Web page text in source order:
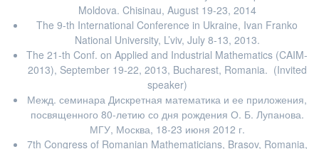
Moldova. Chisinau, August 19-23, 2014
The 9-th International Conference in Ukraine, Ivan Franko
National University, L’viv, July 8-13, 2013.
The 21-th Conf. on Applied and Industrial Mathematics (CAIM-
2013), September 19-22, 2013, Bucharest, Romania. (Invited
speaker)
Межд. семинара Дискретная математика и ее приложения,
посвященного 80-летию со дня рождения О. Б. Лупанова.
МГУ, Москва, 18-23 июня 2012 г.
7th Congress of Romanian Mathematicians, Brasov, Romania,